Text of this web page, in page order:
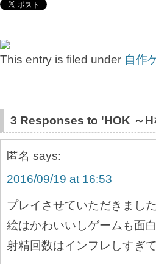
This entry is filed under 自作
3 Responses to 'HOK ～H
匿名 says:
2016/09/19 at 16:53
プレイさせていただきました
絵はかわいいしゲームも面白
射精回数はインフレしすぎ